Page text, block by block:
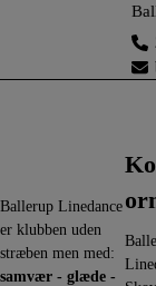
Ballerup Linedance
er klubben uden
stræben men med:
samvær - glæde -